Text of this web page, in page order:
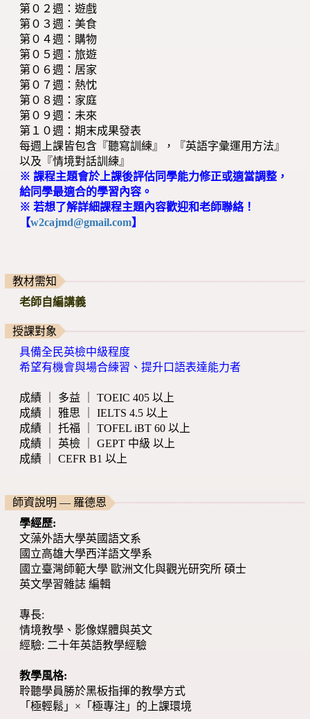
第０２週：遊戲
第０３週：美食
第０４週：購物
第０５週：旅遊
第０６週：居家
第０７週：熱忱
第０８週：家庭
第０９週：未來
第１０週：期末成果發表
每週上課皆包含『聽寫訓練』，『英語字彙運用方法』
以及『情境對話訓練』
※ 課程主題會於上課後評估同學能力修正或適當調整，
給同學最適合的學習內容。
※ 若想了解詳細課程主題內容歡迎和老師聯絡！
【w2cajmd@gmail.com】
教材需知
老師自編講義
授課對象
具備全民英檢中級程度
希望有機會與場合練習、提升口語表達能力者
成績 ｜ 多益 ｜ TOEIC 405 以上
成績 ｜ 雅思 ｜ IELTS 4.5 以上
成績 ｜ 托福 ｜ TOFEL iBT 60 以上
成績 ｜ 英檢 ｜ GEPT 中級 以上
成績 ｜ CEFR B1 以上
師資說明 — 羅德恩
學經歷:
文藻外語大學英國語文系
國立高雄大學西洋語文學系
國立臺灣師範大學 歐洲文化與觀光研究所 碩士
英文學習雜誌 編輯
專長:
情境教學、影像媒體與英文
經驗: 二十年英語教學經驗
教學風格:
聆聽學員勝於黑板指揮的教學方式
「極輕鬆」×「極專注」的上課環境